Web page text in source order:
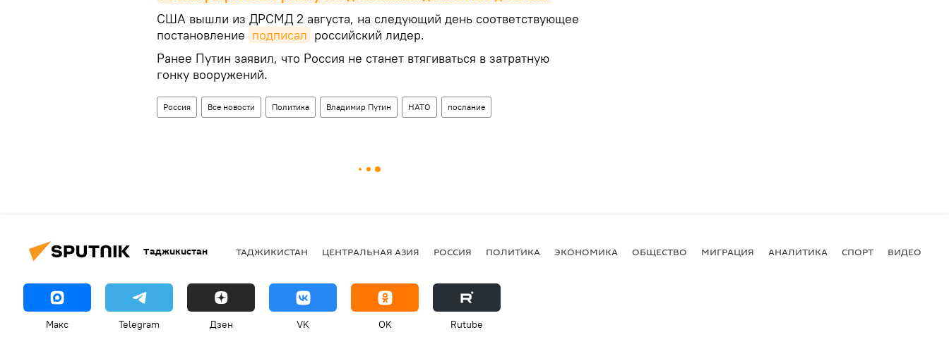
США вышли из ДРСМД 2 августа, на следующий день соответствующее
постановление подписал российский лидер.
Ранее Путин заявил, что Россия не станет втягиваться в затратную
гонку вооружений.
Россия Все новости Политика Владимир Путин НАТО послание
Таджикистан ТАДЖИКИСТАН ЦЕНТРАЛЬНАЯ АЗИЯ РОССИЯ ПОЛИТИКА ЭКОНОМИКА ОБЩЕСТВО МИГРАЦИЯ АНАЛИТИКА СПОРТ ВИДЕО
Макс Telegram Дзен VK OK Rutube